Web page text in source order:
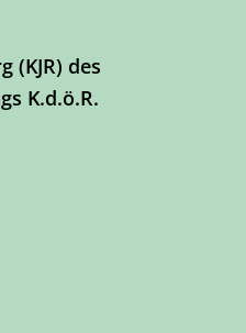
(KJR) des
K.d.ö.R.